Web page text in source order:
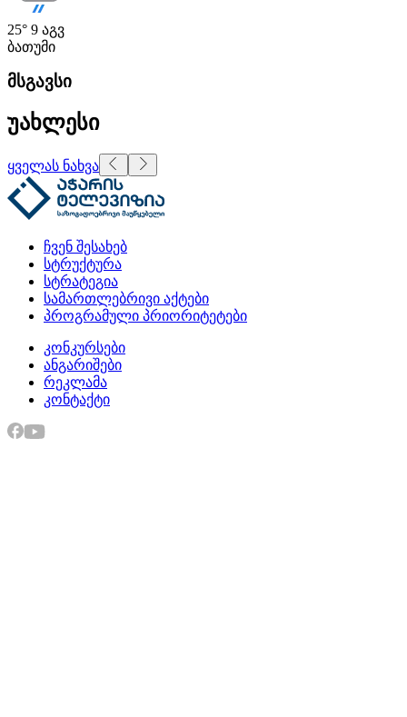
25° 9 აგვ
ბათუმი
მსგავსი
უახლესი
ყველას ნახვა
ჩვენ შესახებ
სტრუქტურა
სტრატეგია
სამართლებრივი აქტები
პროგრამული პრიორიტეტები
კონკურსები
ანგარიშები
რეკლამა
კონტაქტი